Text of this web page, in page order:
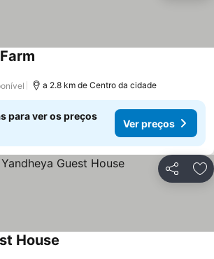
a 2.8 km de Centro da cidade
para ver os preços
Ver preços
Partilhar
House